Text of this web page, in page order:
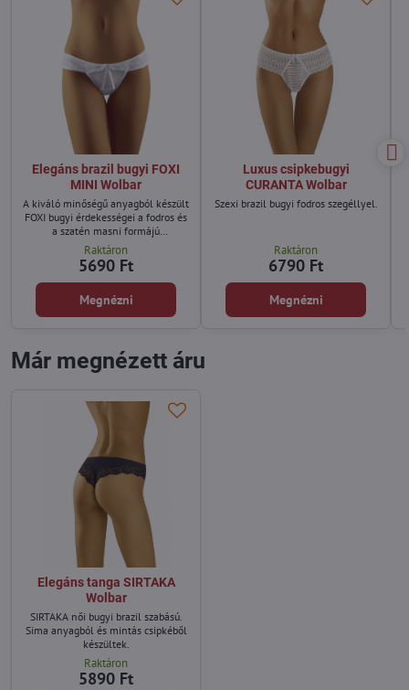
Elegáns brazil bugyi FOXI
MINI Wolbar
A kiváló minőségű anyagból készült
FOXI bugyi érdekességei a fodros és
a szatén masni formájú
díszítésükben.
Raktáron
5690 Ft
Megnézni
Luxus csipkebugyi
CURANTA Wolbar
Szexi brazil bugyi fodros szegéllyel.
Raktáron
6790 Ft
Megnézni
Már megnézett áru
Elegáns tanga SIRTAKA
Wolbar
SIRTAKA női bugyi brazil szabású.
Sima anyagból és mintás csipkéből
készültek.
Raktáron
5890 Ft